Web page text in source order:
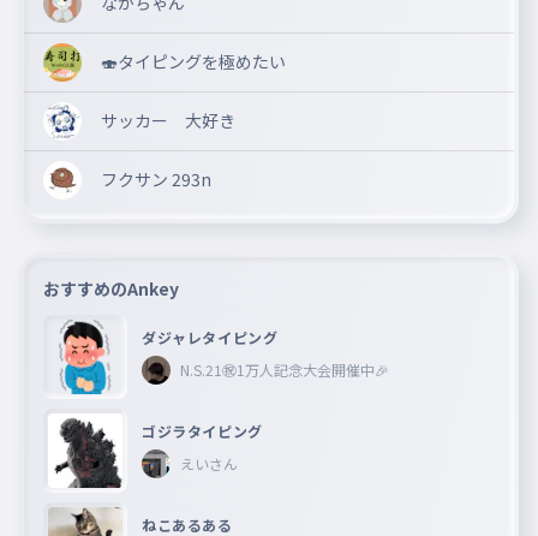
🍣タイピングを極めたい
サッカー 大好き
フクサン 293n
おすすめのAnkey
ダジャレタイピング
N.S.21㊗︎1万人記念大会開催中🎉
ゴジラタイピング
えいさん
ねこあるある